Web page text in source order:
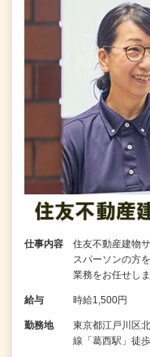
仕事内容
住友不動産建物
スパーソンの方
業務をお任せし
給与 時給1,500円
勤務地
東京都江戸川区
線「葛西駅」徒